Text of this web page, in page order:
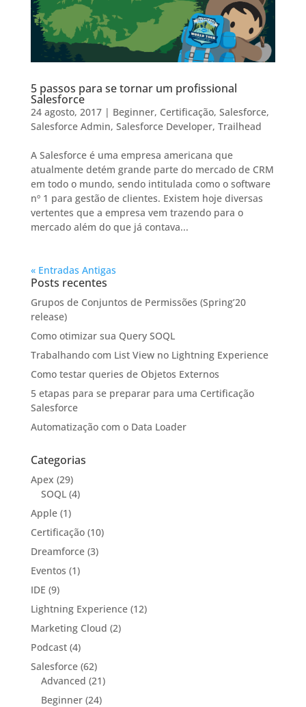
5 passos para se tornar um profissional
Salesforce
24 agosto, 2017| Beginner, Certificação, Salesforce,
Salesforce Admin, Salesforce Developer, Trailhead
A Salesforce é uma empresa americana que
atualmente detém grande parte do mercado de CRM
em todo o mundo, sendo intitulada como o software
nº 1 para gestão de clientes. Existem hoje diversas
vertentes que a empresa vem trazendo para o
mercado além do que já contava...
« Entradas Antigas
Posts recentes
Grupos de Conjuntos de Permissões (Spring’20
release)
Como otimizar sua Query SOQL
Trabalhando com List View no Lightning Experience
Como testar queries de Objetos Externos
5 etapas para se preparar para uma Certificação
Salesforce
Automatização com o Data Loader
Categorias
Apex (29)
SOQL(4)
Apple(1)
Certificação(10)
Dreamforce(3)
Eventos (1)
IDE (9)
Lightning Experience(12)
Marketing Cloud (2)
Podcast(4)
Salesforce(62)
Advanced (21)
Beginner(24)